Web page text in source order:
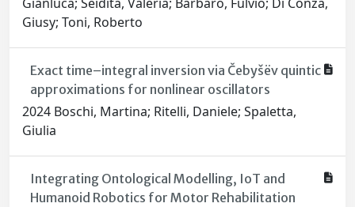
Giusy; Toni, Roberto
Exact time–integral inversion via Čebyšëv quintic
approximations for nonlinear oscillators
2024 Boschi, Martina; Ritelli, Daniele; Spaletta,
Giulia
Integrating Ontological Modelling, IoT and
Humanoid Robotics for Motor Rehabilitation